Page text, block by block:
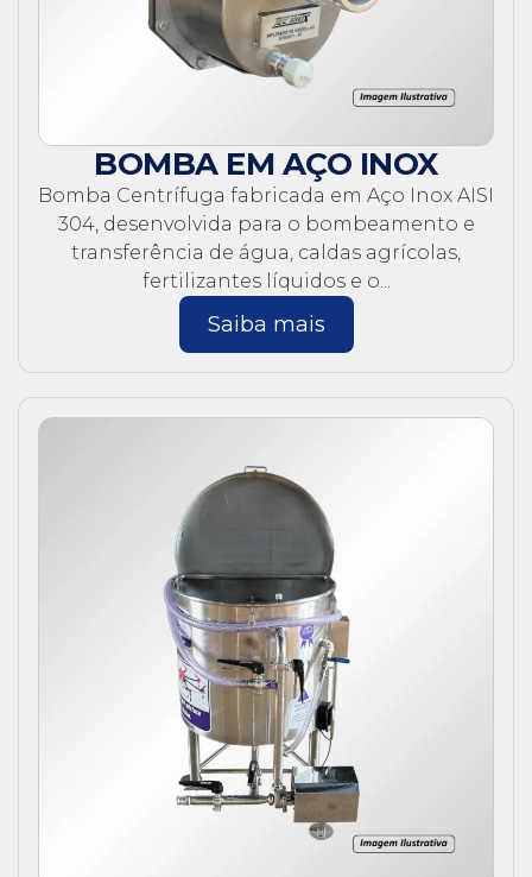
BOMBA EM AÇO INOX
Bomba Centrífuga fabricada em Aço Inox AISI
304, desenvolvida para o bombeamento e
transferência de água, caldas agrícolas,
fertilizantes líquidos e o...
Saiba mais